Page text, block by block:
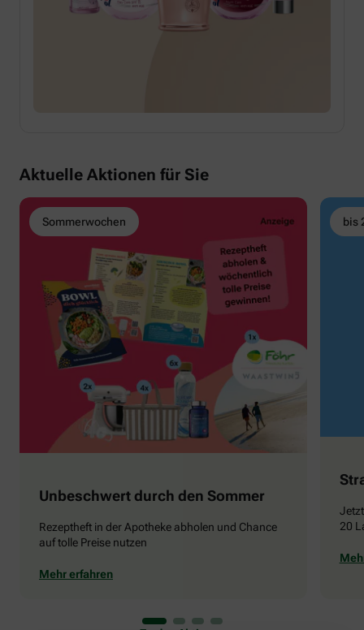
Aktuelle Aktionen für Sie
Sommerwochen
Unbeschwert durch den Sommer
Rezeptheft in der Apotheke abholen und Chance
auf tolle Preise nutzen
Mehr erfahren
bis
20